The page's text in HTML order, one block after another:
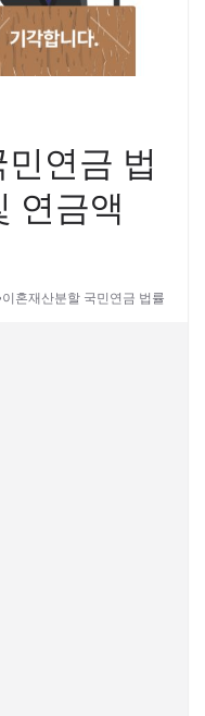
연금 법
연금액
이혼재산분할 국민연금 법률